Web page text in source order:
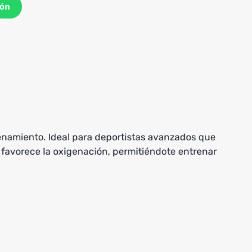
Ideal para deportistas avanzados que
la oxigenación, permitiéndote entrenar